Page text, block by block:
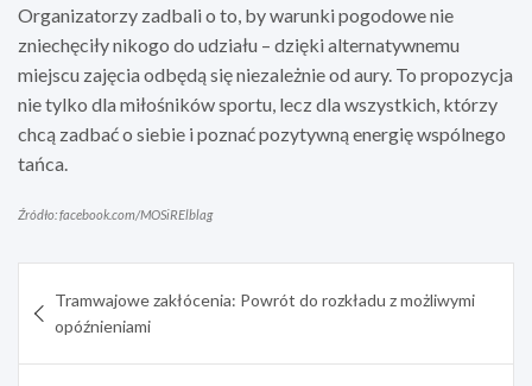
Organizatorzy zadbali o to, by warunki pogodowe nie
zniechęciły nikogo do udziału – dzięki alternatywnemu
miejscu zajęcia odbędą się niezależnie od aury. To propozycja
nie tylko dla miłośników sportu, lecz dla wszystkich, którzy
chcą zadbać o siebie i poznać pozytywną energię wspólnego
tańca.
Źródło: facebook.com/MOSiRElblag
wpisu
Tramwajowe zakłócenia: Powrót do rozkładu z możliwymi
opóźnieniami